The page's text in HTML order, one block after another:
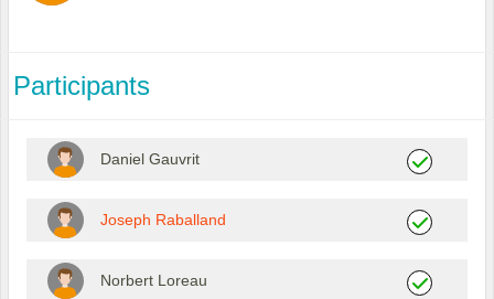
Participants
Daniel Gauvrit
Joseph Raballand
Norbert Loreau